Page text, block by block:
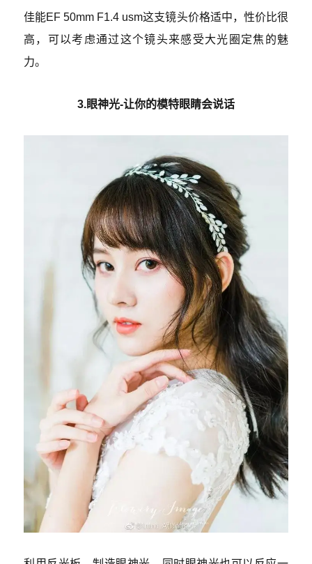
佳能EF 50mm F1.4 usm这支镜头价格适中，性价比很
高，可以考虑通过这个镜头来感受大光圈定焦的魅
力。
3.眼神光-让你的模特眼睛会说话